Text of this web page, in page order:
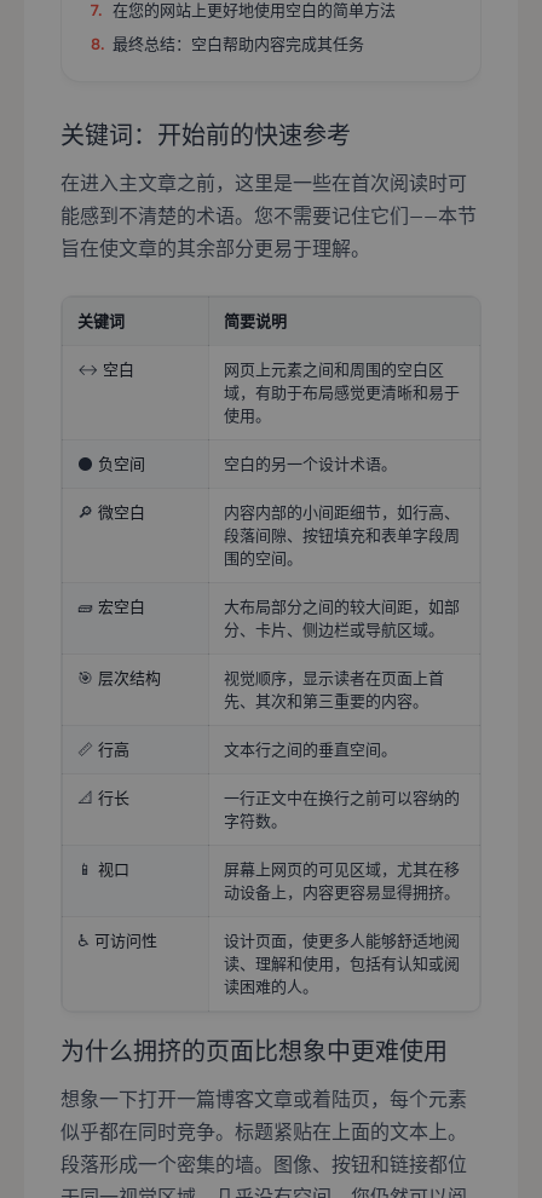
在您的网站上更好地使用空白的简单方法
最终总结：空白帮助内容完成其任务
关键词：开始前的快速参考
在进入主文章之前，这里是一些在首次阅读时可
能感到不清楚的术语。您不需要记住它们——本节
旨在使文章的其余部分更易于理解。
关键词 简要说明
↔️ 空白
网页上元素之间和周围的空白区
域，有助于布局感觉更清晰和易于
使用。
⚫ 负空间 空白的另一个设计术语。
🔎 微空白
内容内部的小间距细节，如行高、
段落间隙、按钮填充和表单字段周
围的空间。
🧱 宏空白
大布局部分之间的较大间距，如部
分、卡片、侧边栏或导航区域。
🎯 层次结构
视觉顺序，显示读者在页面上首
先、其次和第三重要的内容。
📏 行高 文本行之间的垂直空间。
📐 行长
一行正文中在换行之前可以容纳的
字符数。
📱 视口
屏幕上网页的可见区域，尤其在移
动设备上，内容更容易显得拥挤。
♿ 可访问性
设计页面，使更多人能够舒适地阅
读、理解和使用，包括有认知或阅
读困难的人。
为什么拥挤的页面比想象中更难使用
想象一下打开一篇博客文章或着陆页，每个元素
似乎都在同时竞争。标题紧贴在上面的文本上。
段落形成一个密集的墙。图像、按钮和链接都位